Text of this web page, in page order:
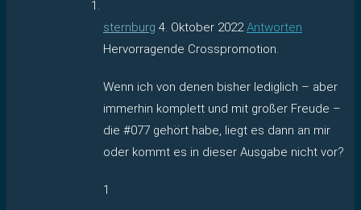
sternburg 4. Oktober 2022 Antworten
Hervorragende Crosspromotion.
Wenn ich von denen bisher lediglich – aber
immerhin komplett und mit großer Freude –
die #077 gehört habe, liegt es dann an mir
oder kommt es in dieser Ausgabe nicht vor?
1